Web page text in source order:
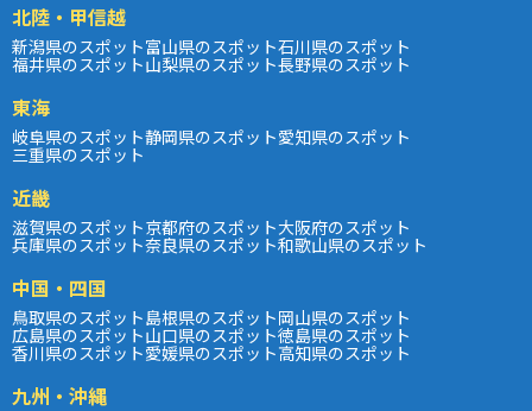
北陸・甲信越
新潟県のスポット富山県のスポット石川県のスポット
福井県のスポット山梨県のスポット長野県のスポット
東海
岐阜県のスポット静岡県のスポット愛知県のスポット
三重県のスポット
近畿
滋賀県のスポット京都府のスポット大阪府のスポット
兵庫県のスポット奈良県のスポット和歌山県のスポット
中国・四国
鳥取県のスポット島根県のスポット岡山県のスポット
広島県のスポット山口県のスポット徳島県のスポット
香川県のスポット愛媛県のスポット高知県のスポット
九州・沖縄